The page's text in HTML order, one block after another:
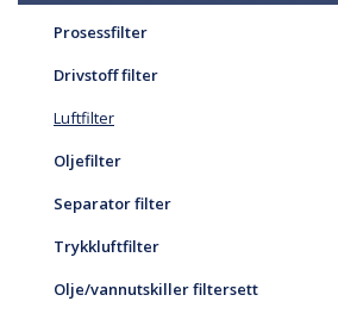
Prosessfilter
Drivstoff filter
Luftfilter
Oljefilter
Separator filter
Trykkluftfilter
Olje/vannutskiller filtersett